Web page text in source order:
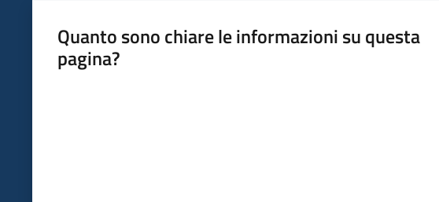
Quanto sono chiare le informazioni su questa
pagina?